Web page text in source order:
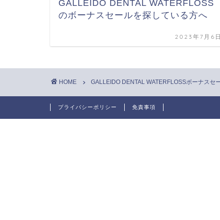
GALLEIDO DENTAL WATERFLOSS
のボーナスセールを探している方へ
2023年7月6
HOME GALLEIDO DENTAL WATERFLOSSボーナスセ
プライバシーポリシー 免責事項